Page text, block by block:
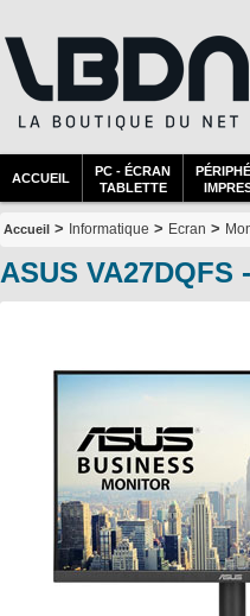
ACCUEIL
PC - ÉCRAN
TABLETTE
Accueil > Informatique > Ecran >
ASUS VA27DQFS